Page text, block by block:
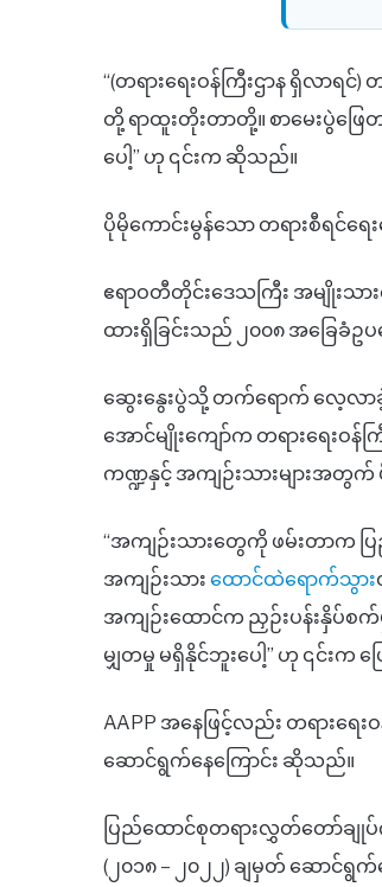
“(တရားရေးဝန်ကြီးဌာန ရှိလာရ
တို့ ရာထူးတိုးတာတို့။ စာမေးပွဲဖြ
ပေါ့” ဟု ၎င်းက ဆိုသည်။
ပိုမိုကောင်းမွန်သော တရားစီရင်ရေ
ဧရာဝတီတိုင်းဒေသကြီး အမျိုးသ
ထားရှိခြင်းသည် ၂၀၀၈ အခြေခံဥ
ဆွေးနွေးပွဲသို့ တက်ရောက် လေ့လ
အောင်မျိုးကျော်က တရားရေးဝ
ကဏ္ဍနှင့် အကျဉ်းသားများအ
“အကျဉ်းသားတွေကို ဖမ်းတာက ပ
အကျဉ်းသား ထောင်ထဲရောက်သွား
အကျဉ်းထောင်က ညှဉ်းပန်းနှိပ်စ
မျှတမှု မရှိနိုင်ဘူးပေါ့” ဟု ၎င်းက ပ
AAPP အနေဖြင့်လည်း တရားရေး
ဆောင်ရွက်နေကြောင်း ဆိုသည်။
ပြည်ထောင်စုတရားလွှတ်တော်ချု
(၂၀၁၈ – ၂၀၂၂) ချမှတ် ဆောင်ရွ